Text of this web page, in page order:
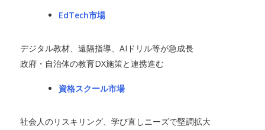
EdTech市場
デジタル教材、遠隔指導、AIドリル等が急成長
政府・自治体の教育DX施策と連携進む
資格スクール市場
社会人のリスキリング、学び直しニーズで堅調拡大